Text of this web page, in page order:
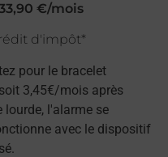
€/mois
d'impôt*
pour le bracelet
3,45€/mois après
lourde, l'alarme se
avec le dispositif